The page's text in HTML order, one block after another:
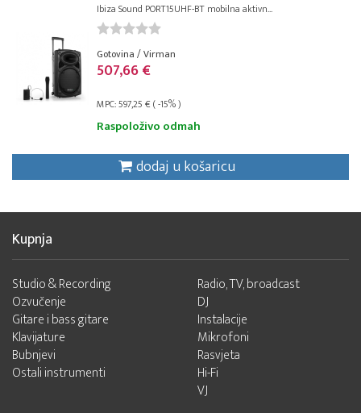
Ibiza Sound PORT15UHF-BT mobilna aktivn...
Gotovina / Virman
507,66 €
MPC: 597,25 € ( -15% )
Raspoloživo odmah
dodaj u košaricu
Kupnja
Studio & Recording
Ozvučenje
Gitare i bass gitare
Klavijature
Bubnjevi
Ostali instrumenti
Radio, TV, broadcast
DJ
Instalacije
Mikrofoni
Rasvjeta
Hi-Fi
VJ